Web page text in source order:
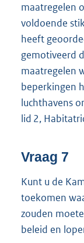
maatregelen
voldoende
heeft
gemotiveerd
maatregelen
beperkingen
luchthavens
lid 2,
Vraag 7
Kunt u de
toekomen
zouden
beleid en